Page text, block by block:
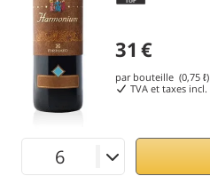
31 €
par bouteille (0,75 ℓ)
TVA et taxes incl.